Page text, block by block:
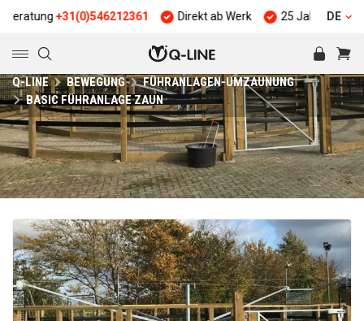
+31(0)546212361 Direkt ab Werk 25 Jahre ErfahrungDE
Q-LINE BEWEGUNG
FÜHRANLAGEN-UMZAUNUNG
BASIC FÜHRANLAGE ZAUN